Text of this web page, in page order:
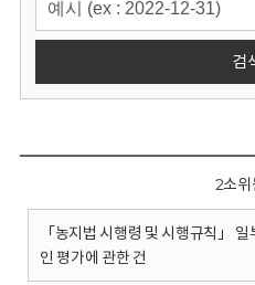
검
2소위
「농지법 시행령 및 시행규칙」
인 평가에 관한 건